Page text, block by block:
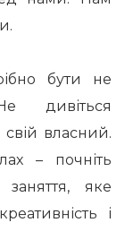
бути не
дивіться
власний.
– почніть
заняття, яке
і